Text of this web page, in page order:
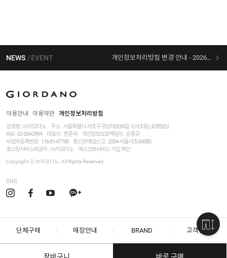
NEWS EVENT 개인정보처리방침 변경 안내 - 2026/07/30 시행
이용안내 이용약관 개인정보처리방침
상호명 : ㈜지오다노
주소 : 서울특별시 서초구 강남대로65길 1(서초동) 효봉빌딩
FAX : 02-534-2994
대표자 : 한준석 개인정보보호책임자 : 윤종규
사업자등록번호 : 116-81-47798
통신판매업신고 : 2004-서울서초-04585
호스팅서비스제공자 : ㈜지오다노
에스크로서비스 가입 확인
Copyright ⓒ ㈜지오다노. All Rights Reserved.
SNS
단체구매 매장안내 BRAND 고객센터